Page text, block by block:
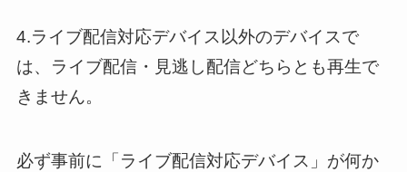
4.ライブ配信対応デバイス以外のデバイスで
は、ライブ配信・見逃し配信どちらとも再生で
きません。
必ず事前に「ライブ配信対応デバイス」が何か